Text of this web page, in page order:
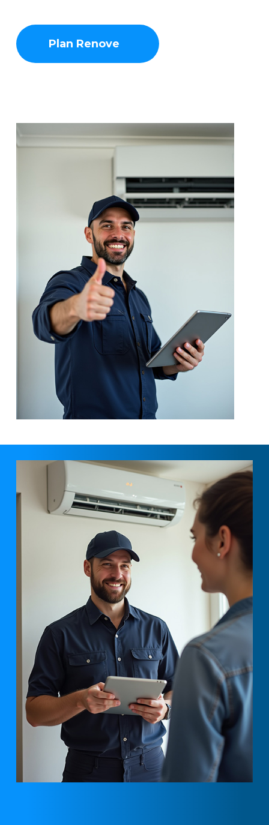
Plan Renove